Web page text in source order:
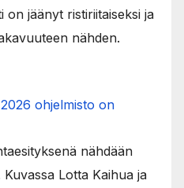
on jäänyt ristiriitaiseksi ja
nähden.
ohjelmisto on
nähdään
Lotta Kaihua ja